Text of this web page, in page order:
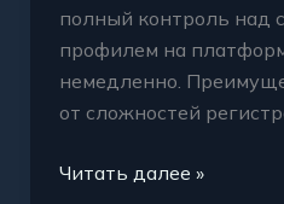
полный контроль над
профилем на
немедленно.
от сложностей
Читать далее »